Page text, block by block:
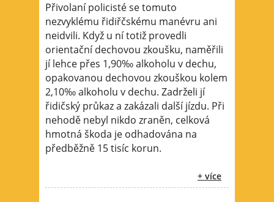
Přivolaní policisté se tomuto
nezvyklému řidiřčskému manévru ani
neidvili. Když u ní totiž provedli
orientační dechovou zkoušku, naměřili
jí lehce přes 1,90‰ alkoholu v dechu,
opakovanou dechovou zkouškou kolem
2,10‰ alkoholu v dechu. Zadrželi jí
řidičský průkaz a zakázali další jízdu. Při
nehodě nebyl nikdo zraněn, celková
hmotná škoda je odhadována na
předběžně 15 tisíc korun.
+ více